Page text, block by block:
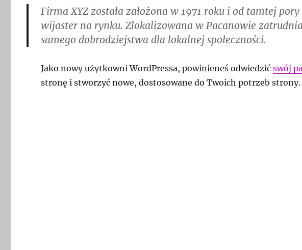
Firma XYZ została założona w 1971 roku i od tamtej
wijaster na rynku. Zlokalizowana w Pacanowie
samego dobrodziejstwa dla lokalnej społeczności.
Jako nowy użytkowni WordPressa, powinieneś odwiedzićswój
stronę i stworzyć nowe, dostosowane do Twoich potrzeb strony.